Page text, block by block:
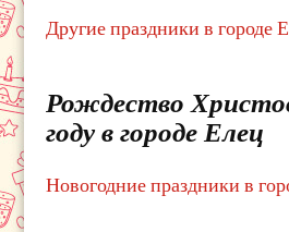
Другие праздники в городе
Рождество
году в городе Елец
Новогодние праздники в